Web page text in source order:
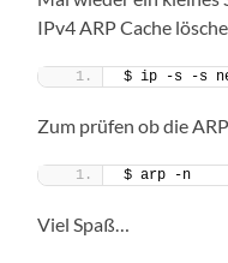
IPv4 ARP Cache
$ ip -s -s
Zum prüfen ob die
$ arp -n
Viel Spaß…